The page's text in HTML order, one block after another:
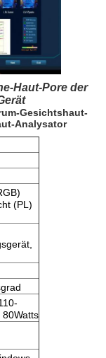
Haut-Pore der
Gesichtshaut-
Analysator
(PL)
80Watts